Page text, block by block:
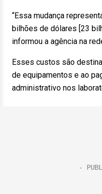
“Essa mudança
bilhões de dólares [23
informou a agência na
Esses custos são
de equipamentos e ao
administrativo nos